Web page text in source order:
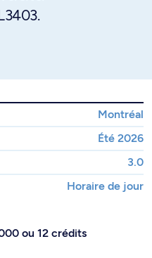
Montréal
Été 2026
3.0
Horaire de jour
ou 12 crédits